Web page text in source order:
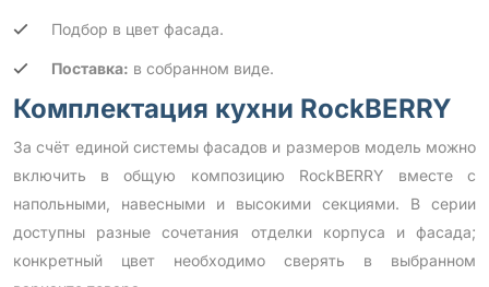
Подбор в цвет фасада.
Поставка: в собранном виде.
Комплектация кухни RockBERRY
За счёт единой системы фасадов и размеров модель можно
включить в общую композицию RockBERRY вместе с
напольными, навесными и высокими секциями. В серии
доступны разные сочетания отделки корпуса и фасада;
конкретный цвет необходимо сверять в выбранном